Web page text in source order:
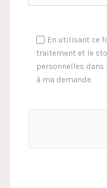
En utilisant ce
traitement et le
personnelles
à ma demande.